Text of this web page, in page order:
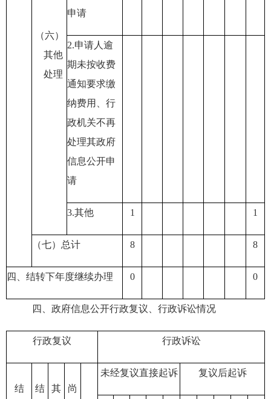
（六）
其他
处理
申请
2.申请人逾
期未按收费
通知要求缴
纳费用 、行
政机关不再
处理其政府
信息公开申
请
3.其他 1 1
（七）总计 8 8
四、结转下年度继续办理 0 0
四、政府信息公开行政复议、行政诉讼情况
行政复议 行政诉讼
结
结
其
尚
未经复议直接起诉 复议后起诉